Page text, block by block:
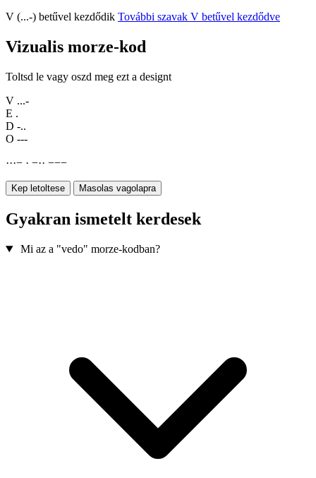
V (...-) betűvel kezdődik További szavak V betűvel kezdődve
Vizualis morze-kod
Toltsd le vagy oszd meg ezt a designt
V ...-
E .
D -..
O ---
···− · −·· −−−
Kep letoltese Masolas vagolapra
Gyakran ismetelt kerdesek
Mi az a "vedo" morze-kodban?